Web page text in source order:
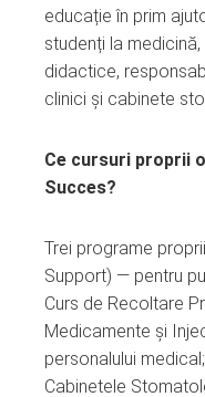
educație în prim
studenți la
didactice,
clinici și cabinete
Ce cursuri proprii
Succes?
Trei programe
Support) — pentru
Curs de Recoltare
Medicamente și
personalului
Cabinetele